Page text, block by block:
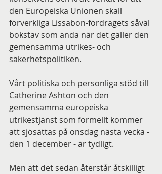
den Europeiska Unionen skall
förverkliga Lissabon-fördragets såväl
bokstav som anda när det gäller den
gemensamma utrikes- och
säkerhetspolitiken.
Vårt politiska och personliga stöd till
Catherine Ashton och den
gemensamma europeiska
utrikestjänst som formellt kommer
att sjösättas på onsdag nästa vecka -
den 1 december - är tydligt.
Men att det sedan återstår åtskilligt